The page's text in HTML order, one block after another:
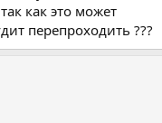
как это может
перепроходить ???